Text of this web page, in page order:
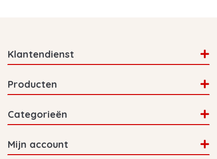
Klantendienst
Producten
Categorieën
Mijn account